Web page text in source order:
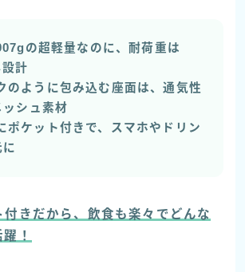
の超軽量なのに、耐荷重は
計
のように包み込む座面は、通気性
シュ素材
ポケット付きで、スマホやドリン
付きだから、飲食も楽々でどんな
！